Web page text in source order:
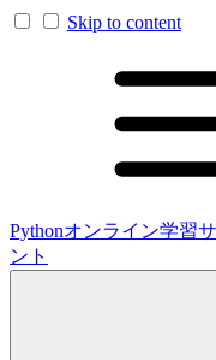
Skip to content
Pythonオンライン学習
ント